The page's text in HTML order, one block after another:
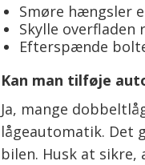
Smøre hængsler
Skylle overfladen
Efterspænde
Kan man tilføje
Ja, mange
lågeautomatik. Det
bilen. Husk at